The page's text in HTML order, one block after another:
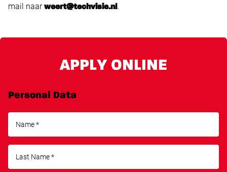
mail naarweert@techvisie.nl .
APPLY ONLINE
Personal Data